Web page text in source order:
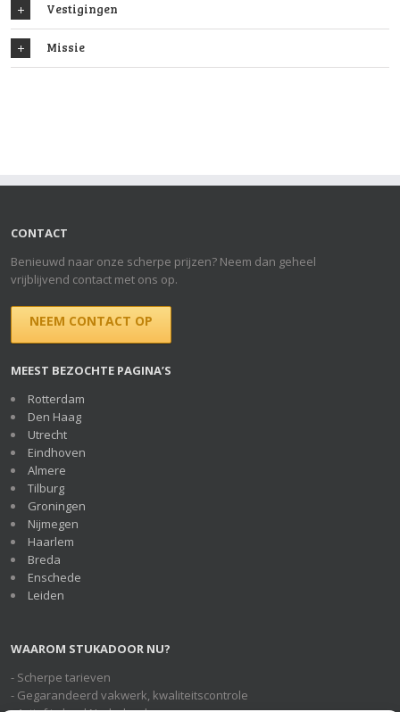
Vestigingen
Missie
CONTACT
Benieuwd naar onze scherpe prijzen? Neem dan geheel
vrijblijvend contact met ons op.
NEEM CONTACT OP
MEEST BEZOCHTE PAGINA’S
Rotterdam
Den Haag
Utrecht
Eindhoven
Almere
Tilburg
Groningen
Nijmegen
Haarlem
Breda
Enschede
Leiden
WAAROM STUKADOOR NU?
- Scherpe tarieven
- Gegarandeerd vakwerk, kwaliteitscontrole